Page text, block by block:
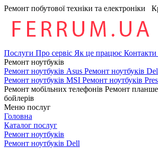
Ремонт побутової техніки та електроніки
Послуги Про сервіс Як це працює Контакти
Ремонт ноутбуків
Ремонт ноутбуків Asus Ремонт ноутбуків
Ремонт ноутбуків MSI Ремонт ноутбуків
Ремонт мобільних телефонів Ремонт
бойлерів
Меню послуг
Головна
Каталог послуг
Ремонт ноутбуків
Ремонт ноутбуків Dell